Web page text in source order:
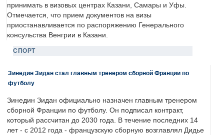
принимать в визовых центрах Казани, Самары и Уфы.
Отмечается, что прием документов на визы
приостанавливается по распоряжению Генерального
консульства Венгрии в Казани.
СПОРТ
Зинедин Зидан стал главным тренером сборной Франции по
футболу
Зинедин Зидан официально назначен главным тренером
сборной Франции по футболу. Он подписал контракт,
который рассчитан до 2030 года. В течение последних 14
лет - с 2012 года - французскую сборную возглавлял Дидье